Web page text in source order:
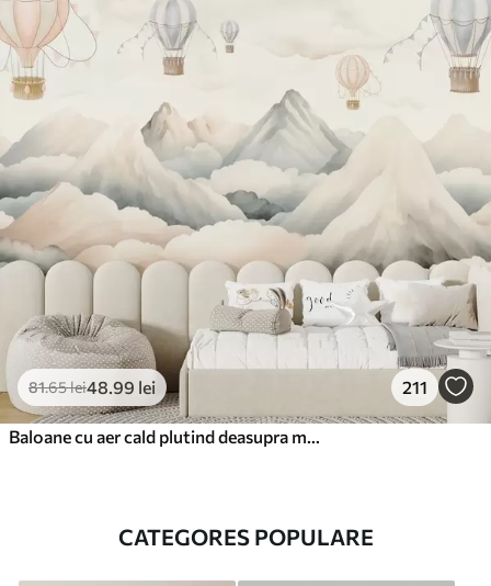
81.65lei48 .99 lei 211
CATEGORES POPULARE